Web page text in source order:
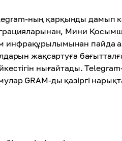
ның қарқынды дамып
Мини
инфрақұрылымынан пайда
жақсартуға
нығайтады.
GRAM-ды қазіргі